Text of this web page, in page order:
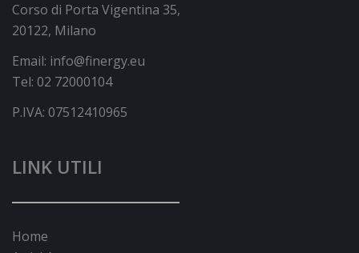
Corso di Porta Vigentina 35,
20122, Milano
Email: info@finergy.eu
Tel: 02 72000104
P.IVA: 07512410965
LINK UTILI
Home